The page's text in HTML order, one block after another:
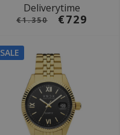
Deliverytime
€1.350 €729
SALE